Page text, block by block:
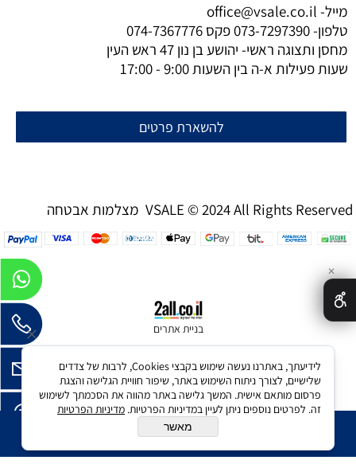
הוסף לסל
מייל- office@vsale.co.il
טלפון-073-7297390פקס 074-7367776
מחסן ותצוגה ראשי- יהושע בן נון 47 ראש העין
שעות פעילות א-ה בין השעות 9:00 - 17:00
להשארת פרטים
מצלמות אבטחה VSALE © 2024 All Rights Reserved
בניית אתרים
✕
לידיעתך, באתרנו נעשה שימוש בקבצי Cookies, לרבות של צדדים
שלישיים, לצורך ניתוח השימוש באתר, שיפור חוויית הגלישה והצגת
פרסום מותאם אישית. המשך גלישה באתר מהווה את הסכמתך לשימוש
זה. לפרטים נוספים ניתן לעיין במדיניות הפרטיות. מדיניות הפרטיות
מאשר